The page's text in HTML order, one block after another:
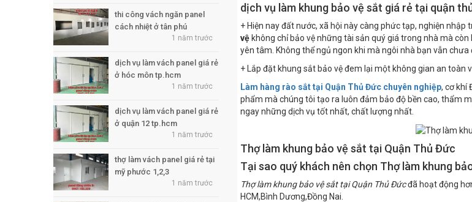
thi công vách ngăn panel
cách nhiệt ở tân phú
1 năm trước
dịch vụ làm vách panel giá rẻ
ở hóc môn tp.hcm
1 năm trước
dịch vụ làm vách panel giá rẻ
ở quận 12 tp.hcm
1 năm trước
thợ làm vách panel giá rẻ tại
mỹ phước 1,2,3
1 năm trước
dịch vụ làm khung bảo vệ sắt giá rẻ tại quận
+ Hiện nay đất nước, xã hội này càng phức tạp, nghiện
vệkhông chỉ bảo vệ những tài sản quý giá trong nhà mà
yên tâm. Không thể ngủ ngon khi mà ngôi nhà bạn vẫn chưa
+ Lắp đặt khung sắt bảo vệ đem lại một không gian an toàn
Làm hàng rào sắt tại Quận Thủ Đức chuyên nghiệp, cơ khí
phẩm mà chúng tôi tạo ra luôn đảm bảo độ bền cao, thẩm
ngay những dịch vụ tốt nhất, chất lượng nhất.
Thợ làm khung bảo vệ sắt tại Quận Thủ Đức
Tại sao quý khách nên chọn Thợ làm khung
Thợ làm khung bảo vệ sắt tại Quận Thủ Đứcđã hoạt động
HCM,Bình Dương,Đồng Nai.